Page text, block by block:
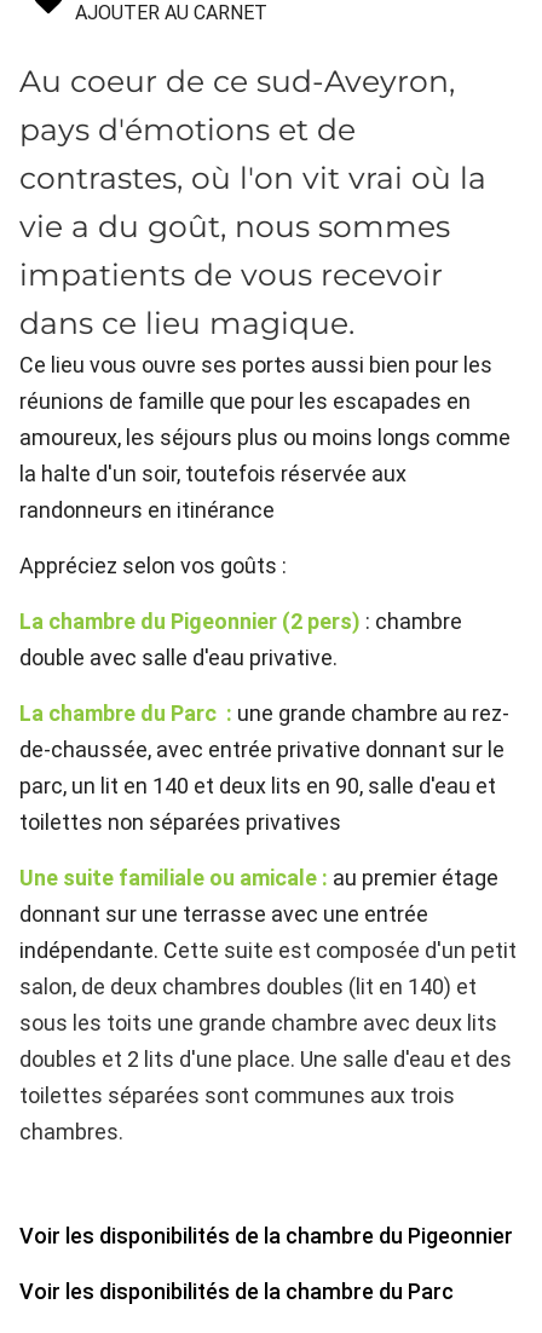
AJOUTER AU CARNET
Au coeur de ce sud-Aveyron,
pays d'émotions et de
contrastes, où l'on vit vrai où la
vie a du goût, nous sommes
impatients de vous recevoir
dans ce lieu magique.
Ce lieu vous ouvre ses portes aussi bien pour les
réunions de famille que pour les escapades en
amoureux, les séjours plus ou moins longs comme
la halte d'un soir, toutefois réservée aux
randonneurs en itinérance
Appréciez selon vos goûts :
La chambre du Pigeonnier (2 pers) : chambre
double avec salle d'eau privative.
La chambre du Parc : une grande chambre au rez-
de-chaussée, avec entrée privative donnant sur le
parc, un lit en 140 et deux lits en 90, salle d'eau et
toilettes non séparées privatives
Une suite familiale ou amicale : au premier étage
donnant sur une terrasse avec une entrée
indépendante. Cette suite est composée d'un petit
salon, de deux chambres doubles (lit en 140) et
sous les toits une grande chambre avec deux lits
doubles et 2 lits d'une place. Une salle d'eau et des
toilettes séparées sont communes aux trois
chambres.
Voir les disponibilités de la chambre du Pigeonnier
Voir les disponibilités de la chambre du Parc